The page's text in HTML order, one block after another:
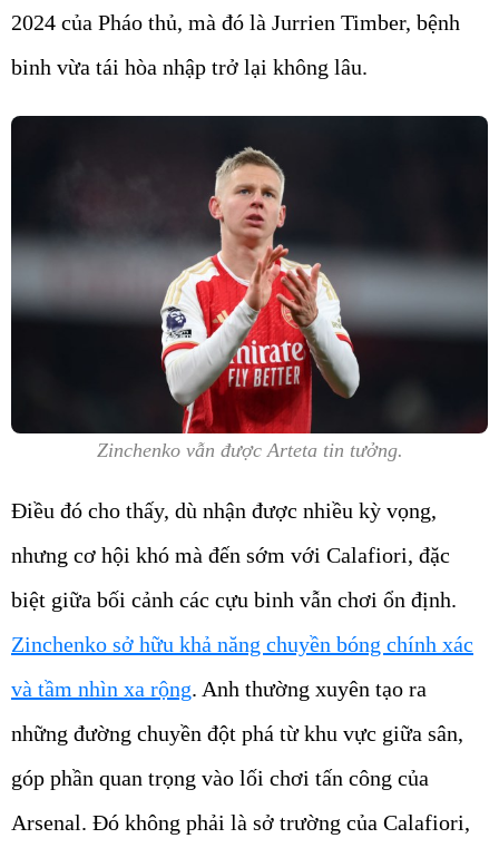
2024 của Pháo thủ, mà đó là Jurrien Timber, bệnh
binh vừa tái hòa nhập trở lại không lâu.
Zinchenko vẫn được Arteta tin tưởng.
Điều đó cho thấy, dù nhận được nhiều kỳ vọng,
nhưng cơ hội khó mà đến sớm với Calafiori, đặc
biệt giữa bối cảnh các cựu binh vẫn chơi ổn định.
Zinchenko sở hữu khả năng chuyền bóng chính xác
và tầm nhìn xa rộng. Anh thường xuyên tạo ra
những đường chuyền đột phá từ khu vực giữa sân,
góp phần quan trọng vào lối chơi tấn công của
Arsenal. Đó không phải là sở trường của Calafiori,